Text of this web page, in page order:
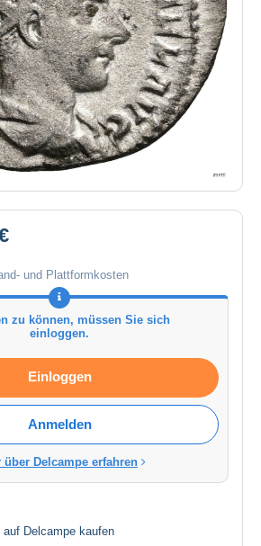
und Plattformkosten
zu können, müssen Sie sich
einloggen.
Einloggen
Anmelden
über Delcampe erfahren
auf Delcampe kaufen